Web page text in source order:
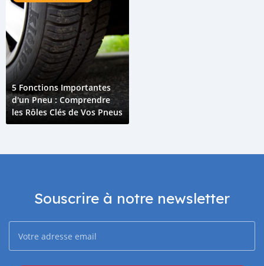
5 Fonctions Importantes
d'un Pneu : Comprendre
les Rôles Clés de Vos Pneus
Souscrire à notre newsletter